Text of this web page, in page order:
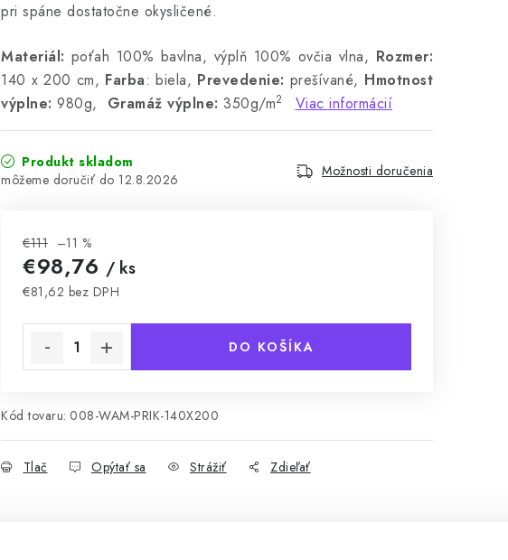
pri spáne dostatočne okysličené.
Materiál: poťah 100% bavlna, výplň 100% ovčia vlna, Rozmer:
140 x 200 cm, Farba: biela, Prevedenie: prešívané, Hmotnost
výplne: 980g, Gramáž výplne: 350g/m2 Viac informácií
Produkt skladom
12.8.2026
Možnosti doručenia
€111 –11 %
€98,76 / ks
€81,62 bez DPH
DO KOŠÍKA
Kód tovaru: 008-WAM-PRIK-140X200
Tlač Opýtať sa Strážiť Zdieľať